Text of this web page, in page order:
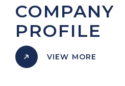
COMPANY
PROFILE
VIEW MORE